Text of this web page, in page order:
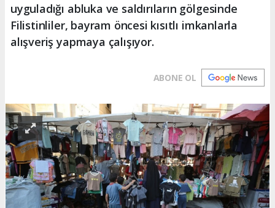
uyguladığı abluka ve saldırıların gölgesinde
Filistinliler, bayram öncesi kısıtlı imkanlarla
alışveriş yapmaya çalışıyor.
ABONE OL